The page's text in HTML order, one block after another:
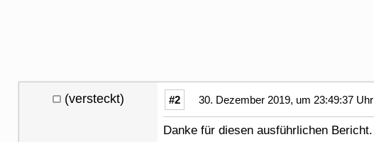
(versteckt) #2 30. Dezember 2019, um 23:49:37 Uhr
Danke für diesen ausführlichen Bericht.